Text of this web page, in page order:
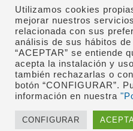
Clínica López Giménez ©
de laFundació Nen Déu
Política de
cookies|Normas de
Utilizamos cookies
mejorar nuestros
relacionada con sus
análisis de sus hábitos
“ACEPTAR” se entiende
acepta la instalación y
también rechazarlas o
botón “CONFIGURAR”.
información en nuestra
CONFIGURAR